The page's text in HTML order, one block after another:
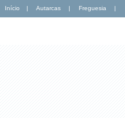
Início | Autarcas | Freguesia |